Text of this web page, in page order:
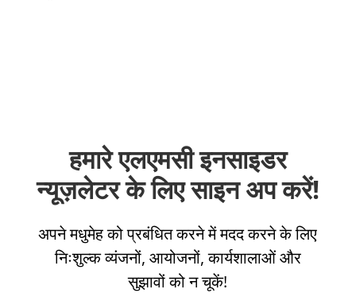
हमारे एलएमसी इनसाइडर
न्यूज़लेटर के लिए साइन अप करें!
अपने मधुमेह को प्रबंधित करने में मदद करने के लिए
निःशुल्क व्यंजनों, आयोजनों, कार्यशालाओं और
सुझावों को न चूकें!